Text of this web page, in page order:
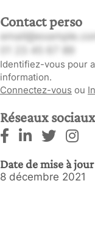
Contact perso
email@example.com
Identifiez-vous pour
information.
Connectez-vous ou
Réseaux sociaux
Date de mise à jour
8 décembre 2021